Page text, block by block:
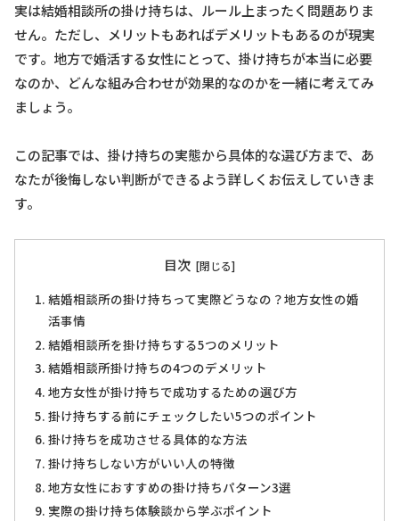
実は結婚相談所の掛け持ちは、ルール上まったく問題ありま
せん。ただし、メリットもあればデメリットもあるのが現実
です。地方で婚活する女性にとって、掛け持ちが本当に必要
なのか、どんな組み合わせが効果的なのかを一緒に考えてみ
ましょう。
この記事では、掛け持ちの実態から具体的な選び方まで、あ
なたが後悔しない判断ができるよう詳しくお伝えしていきま
す。
目次
結婚相談所の掛け持ちって実際どうなの？地方女性の婚
活事情
結婚相談所を掛け持ちする5つのメリット
結婚相談所掛け持ちの4つのデメリット
地方女性が掛け持ちで成功するための選び方
掛け持ちする前にチェックしたい5つのポイント
掛け持ちを成功させる具体的な方法
掛け持ちしない方がいい人の特徴
地方女性におすすめの掛け持ちパターン3選
実際の掛け持ち体験談から学ぶポイント